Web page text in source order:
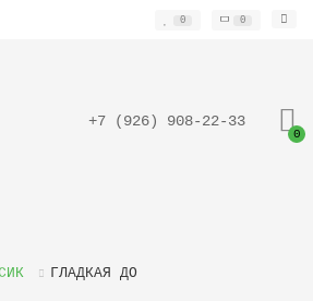
0 0
+7 (926) 908-22-33
0
ГЛАДКАЯ ДО